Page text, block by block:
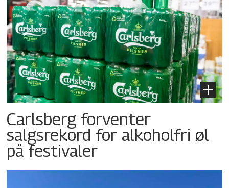
Carlsberg forventer
salgsrekord for alkoholfri øl
på festivaler